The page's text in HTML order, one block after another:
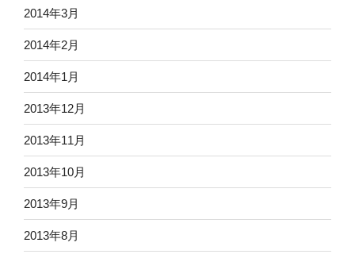
2014年3月
2014年2月
2014年1月
2013年12月
2013年11月
2013年10月
2013年9月
2013年8月